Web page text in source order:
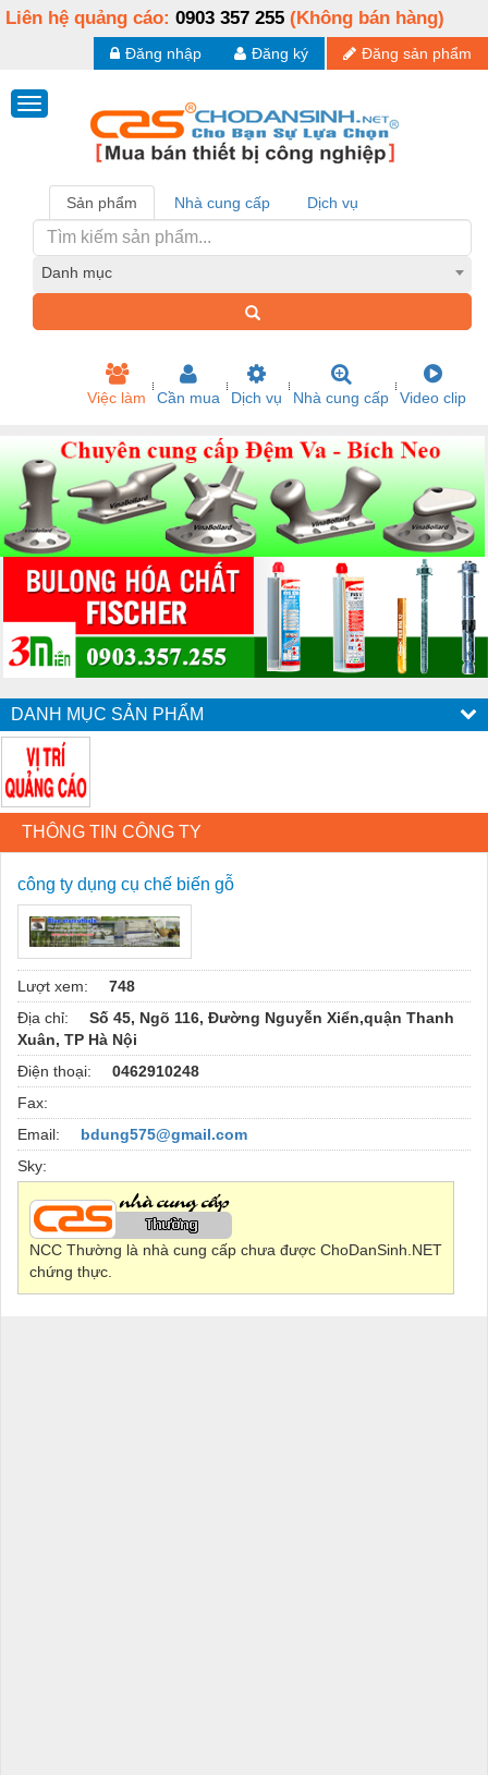
Liên hệ quảng cáo: 0903 357 255 (Không bán hàng)
Đăng sản phẩm
Đăng ký
Đăng nhập
Sản phẩm Nhà cung cấp Dịch vụ
Danh mục
Việc làm Cần mua Dịch vụ Nhà cung cấp Video clip
DANH MỤC SẢN PHẨM
THÔNG TIN CÔNG TY
công ty dụng cụ chế biến gỗ
Lượt xem:
748
Địa chỉ:
Số 45, Ngõ 116, Đường Nguyễn Xiển,quận Thanh
Xuân, TP Hà Nội
Điện thoại:
0462910248
Fax:
Email:
bdung575@gmail.com
Sky:
NCC Thường là nhà cung cấp chưa được ChoDanSinh.NET
chứng thực.